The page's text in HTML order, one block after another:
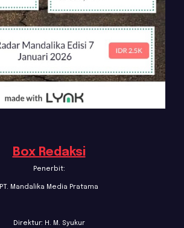
Box Redaksi
Penerbit:
PT. Mandalika Media Pratama
Direktur: H. M. Syukur